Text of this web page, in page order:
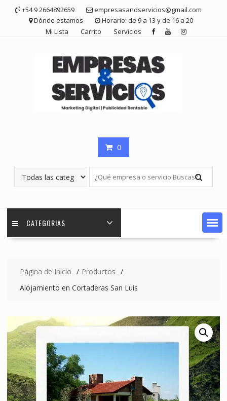
contenido
+54 9 2664892659
empresasandservicios@gmail.com
Dónde estamos
Horario: de 9 a 13 y de 16 a 20
Mi Lista
Carrito Servicios
0
CATEGORIAS
Página de Inicio
Productos
Alojamiento en Cortaderas San Luis